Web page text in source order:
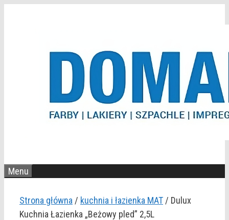
Menu
Strona główna / kuchnia i łazienka MAT / Dulux
Kuchnia Łazienka „Beżowy pled” 2,5L